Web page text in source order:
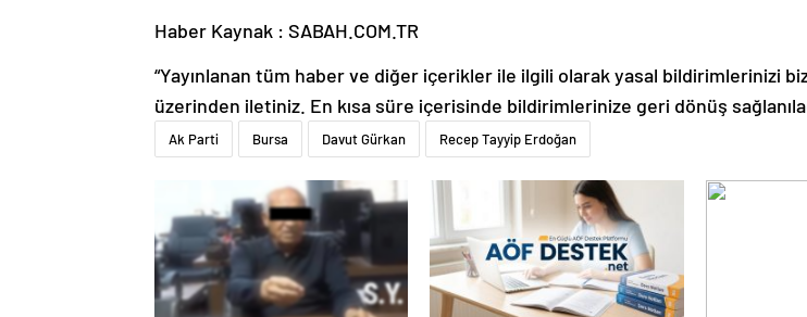
Haber Kaynak : SABAH.COM.TR
“Yayınlanan tüm haber ve diğer içerikler ile ilgili olarak yasal bildirimlerinizi
üzerinden iletiniz. En kısa süre içerisinde bildirimlerinize geri dönüş
Ak Parti Bursa Davut Gürkan Recep Tayyip Erdoğan